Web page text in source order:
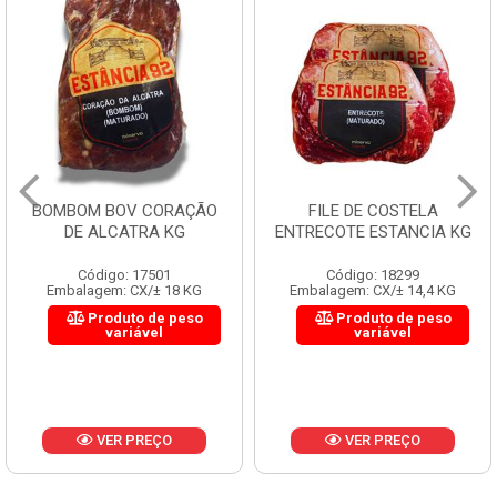
BOMBOM BOV CORAÇÃO
DE ALCATRA KG
Código: 17501
Embalagem: CX/± 18 KG
Produto de peso
variável
VER PREÇO
FILE DE COSTELA
ENTRECOTE ESTANCIA KG
Código: 18299
Embalagem: CX/± 14,4 KG
Produto de peso
variável
VER PREÇO